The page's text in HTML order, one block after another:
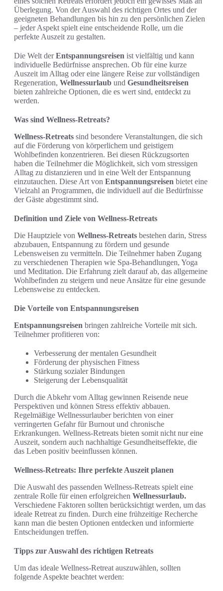
Überlegung. Von der Auswahl des richtigen Ortes und der
geeigneten Behandlungen bis hin zu den persönlichen Zielen
– jeder Aspekt spielt eine entscheidende Rolle, um die
perfekte Auszeit zu gestalten.
Die Welt derEntspannungsreisen ist vielfältig und kann
individuelle Bedürfnisse ansprechen. Ob für eine kurze
Auszeit im Alltag oder eine längere Reise zur vollständigen
Regeneration, Wellnessurlaub und Gesundheitsreisen
bieten zahlreiche Optionen, die es wert sind, entdeckt zu
werden.
Was sind Wellness-Retreats?
Wellness-Retreats sind besondere Veranstaltungen, die sich
auf die Förderung von körperlichem und geistigem
Wohlbefinden konzentrieren. Bei diesen Rückzugsorten
haben die Teilnehmer die Möglichkeit, sich vom stressigen
Alltag zu distanzieren und in eine Welt der Entspannung
einzutauchen. Diese Art von Entspannungsreisen bietet eine
Vielzahl an Programmen, die individuell auf die Bedürfnisse
der Gäste abgestimmt sind.
Definition und Ziele von Wellness-Retreats
Die Hauptziele von Wellness-Retreats bestehen darin, Stress
abzubauen, Entspannung zu fördern und gesunde
Lebensweisen zu vermitteln. Die Teilnehmer haben Zugang
zu verschiedenen Therapien wie Spa-Behandlungen, Yoga
und Meditation. Die Erfahrung zielt darauf ab, das allgemeine
Wohlbefinden zu steigern und neue Ansätze für eine gesunde
Lebensweise zu entdecken.
Die Vorteile von Entspannungsreisen
Entspannungsreisen bringen zahlreiche Vorteile mit sich.
Teilnehmer profitieren von:
Verbesserung der mentalen Gesundheit
Förderung der physischen Fitness
Stärkung sozialer Bindungen
Steigerung der Lebensqualität
Durch die Abkehr vom Alltag gewinnen Reisende neue
Perspektiven und können Stress effektiv abbauen.
Regelmäßige Wellnessurlauber berichten von einer
verringerten Gefahr für Burnout und chronische
Erkrankungen. Wellness-Retreats bieten somit nicht nur eine
Auszeit, sondern auch nachhaltige Gesundheitseffekte, die
das Leben positiv beeinflussen können.
Wellness-Retreats: Ihre perfekte Auszeit planen
Die Auswahl des passenden Wellness-Retreats spielt eine
zentrale Rolle für einen erfolgreichen Wellnessurlaub.
Verschiedene Faktoren sollten berücksichtigt werden, um das
ideale Retreat zu finden. Durch eine frühzeitige Recherche
kann man die besten Optionen entdecken und informierte
Entscheidungen treffen.
Tipps zur Auswahl des richtigen Retreats
Um das ideale Wellness-Retreat auszuwählen, sollten
folgende Aspekte beachtet werden: